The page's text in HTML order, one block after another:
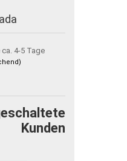
ca. 4-5 Tage
Kunden